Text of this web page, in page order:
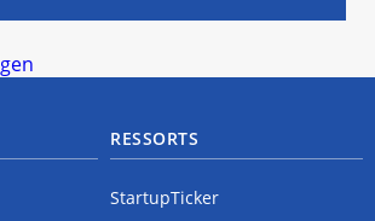
RESSORTS
StartupTicker